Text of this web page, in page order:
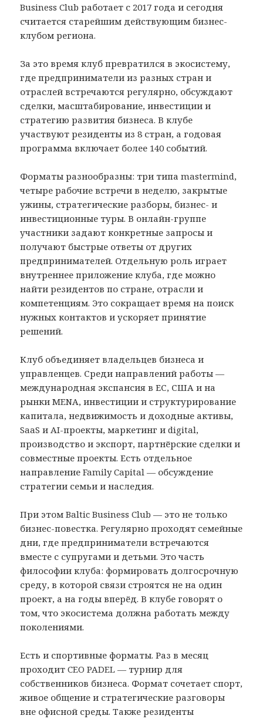
Business Club работает с 2017 года и сегодня
считается старейшим действующим бизнес-
клубом региона.
За это время клуб превратился в экосистему,
где предприниматели из разных стран и
отраслей встречаются регулярно, обсуждают
сделки, масштабирование, инвестиции и
стратегию развития бизнеса. В клубе
участвуют резиденты из 8 стран, а годовая
программа включает более 140 событий.
Форматы разнообразны: три типа mastermind,
четыре рабочие встречи в неделю, закрытые
ужины, стратегические разборы, бизнес- и
инвестиционные туры. В онлайн-группе
участники задают конкретные запросы и
получают быстрые ответы от других
предпринимателей. Отдельную роль играет
внутреннее приложение клуба, где можно
найти резидентов по стране, отрасли и
компетенциям. Это сокращает время на поиск
нужных контактов и ускоряет принятие
решений.
Клуб объединяет владельцев бизнеса и
управленцев. Среди направлений работы —
международная экспансия в ЕС, США и на
рынки MENA, инвестиции и структурирование
капитала, недвижимость и доходные активы,
SaaS и AI-проекты, маркетинг и digital,
производство и экспорт, партнёрские сделки и
совместные проекты. Есть отдельное
направление Family Capital — обсуждение
стратегии семьи и наследия.
При этом Baltic Business Club — это не только
бизнес-повестка. Регулярно проходят семейные
дни, где предприниматели встречаются
вместе с супругами и детьми. Это часть
философии клуба: формировать долгосрочную
среду, в которой связи строятся не на один
проект, а на годы вперёд. В клубе говорят о
том, что экосистема должна работать между
поколениями.
Есть и спортивные форматы. Раз в месяц
проходит CEO PADEL — турнир для
собственников бизнеса. Формат сочетает спорт,
живое общение и стратегические разговоры
вне офисной среды. Также резиденты